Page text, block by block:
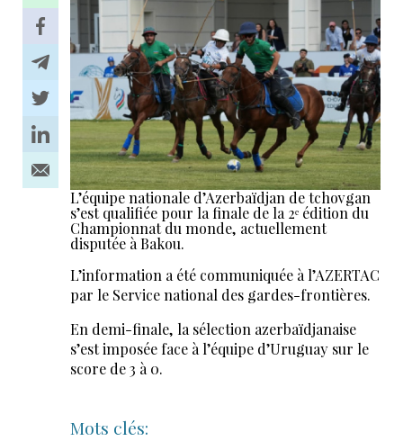
L’équipe nationale d’Azerbaïdjan de tchovgan
s’est qualifiée pour la finale de la 2ᵉ édition du
Championnat du monde, actuellement
disputée à Bakou.
L’information a été communiquée à l’AZERTAC
par le Service national des gardes-frontières.
En demi-finale, la sélection azerbaïdjanaise
s’est imposée face à l’équipe d’Uruguay sur le
score de 3 à 0.
Mots clés: